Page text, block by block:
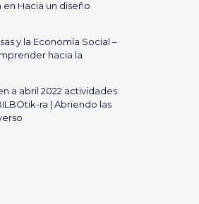
en Hacia un diseño
y la Economía Social –
hacia la
a abril 2022 actividades
ra | Abriendo las